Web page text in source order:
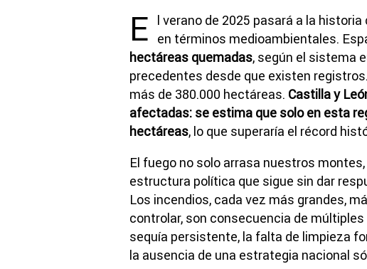
E
l verano de 2025 pasará a la
en términos medioambientales.
hectáreas quemadas, según el sistema
precedentes desde que existen
más de 380.000 hectáreas. Castilla y
afectadas: se estima que solo en esta
hectáreas, lo que superaría el récord
El fuego no solo arrasa nuestros
estructura política que sigue sin dar
Los incendios, cada vez más grandes,
controlar, son consecuencia de
sequía persistente, la falta de limpieza
la ausencia de una estrategia nacional